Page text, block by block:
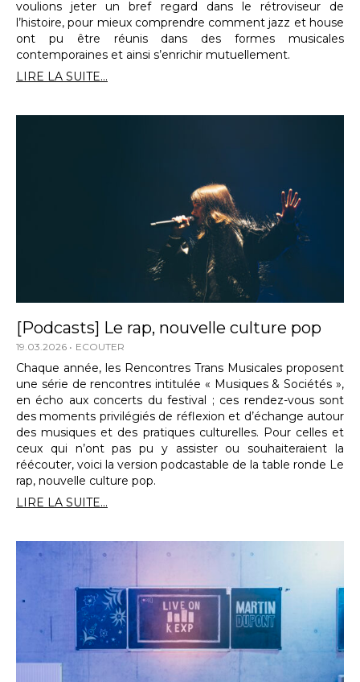
voulions jeter un bref regard dans le rétroviseur de
l’histoire, pour mieux comprendre comment jazz et house
ont pu être réunis dans des formes musicales
contemporaines et ainsi s’enrichir mutuellement.
LIRE LA SUITE...
[Podcasts] Le rap, nouvelle culture pop
19.03.2026 ECOUTER
Chaque année, les Rencontres Trans Musicales proposent
une série de rencontres intitulée « Musiques & Sociétés »,
en écho aux concerts du festival ; ces rendez-vous sont
des moments privilégiés de réflexion et d’échange autour
des musiques et des pratiques culturelles. Pour celles et
ceux qui n’ont pas pu y assister ou souhaiteraient la
réécouter, voici la version podcastable de la table ronde Le
rap, nouvelle culture pop.
LIRE LA SUITE...